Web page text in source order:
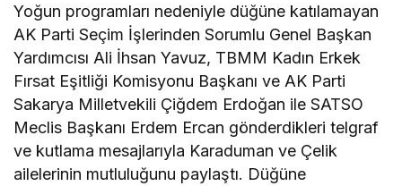
Yoğun programları nedeniyle düğüne katılamayan
AK Parti Seçim İşlerinden Sorumlu Genel Başkan
Yardımcısı Ali İhsan Yavuz, TBMM Kadın Erkek
Fırsat Eşitliği Komisyonu Başkanı ve AK Parti
Sakarya Milletvekili Çiğdem Erdoğan ile SATSO
Meclis Başkanı Erdem Ercan gönderdikleri telgraf
ve kutlama mesajlarıyla Karaduman ve Çelik
ailelerinin mutluluğunu paylaştı. Düğüne